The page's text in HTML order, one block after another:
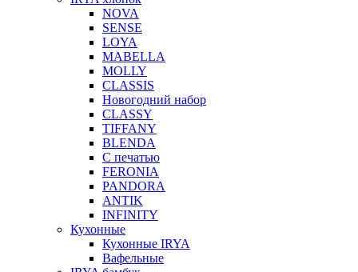
NOVA
SENSE
LOYA
MABELLA
MOLLY
CLASSIS
Новогодний набор
CLASSY
TIFFANY
BLENDA
С печатью
FERONIA
PANDORA
ANTIK
INFINITY
Кухонные
Кухонные IRYA
Вафельные